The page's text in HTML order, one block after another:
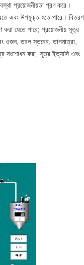
প্রয়োজনীয়তা পূরণ করে।
এবং উপযুক্ত হতে পারে। বিতরণ
করা যেতে পারে; প্রয়োজনীয় সূত্র
ওজন, তরল স্তরের, তাপমাত্রা,
সংশোধন করা, সূত্র ইত্যাদি এবং